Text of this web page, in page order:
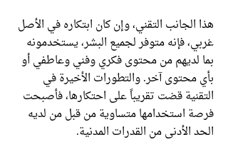
هذا الجانب التقني، وإن كان ابتكاره في الأصل
غربي، فإنه متوفر لجميع البشر، يستخدمونه
بما لديهم من محتوى فكري وفني وعاطفي أو
بأي محتوى آخر. والتطورات الأخيرة في
التقنية قضت تقريباً على احتكارها، فأصبحت
فرصة استخدامها متساوية من قبل من لديه
الحد الأدنى من القدرات المدنية.